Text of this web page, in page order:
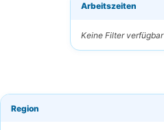
Arbeitszeiten
Keine Filter verfügbar
Region